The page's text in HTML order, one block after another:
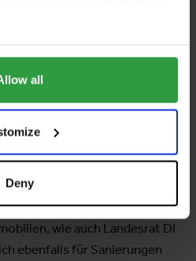
all
Deny
Energiebedarfs in diesen
befinden, passieren
ein wesentlicher Punkt im
hinschauen.“
Neubau
Geschäftsführer von
Zeiten des Klimawandels
wie auch Landesrat DI
ebenfalls für Sanierungen